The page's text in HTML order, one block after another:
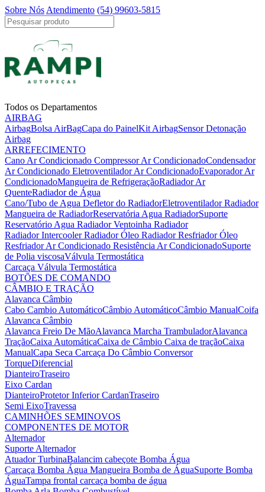
Sobre Nós Atendimento (54) 99603-5815
Todos os Departamentos
AIRBAG
AirbagBolsa AirBagCapa do PainelKit AirbagSensor Detonação
Airbag
ARREFECIMENTO
Cano Ar Condicionado Compressor Ar CondicionadoCondensador
Ar Condicionado Eletroventilador Ar CondicionadoEvaporador Ar
CondicionadoMangueira de RefrigeraçãoRadiador Ar
QuenteRadiador de Água
Cano/Tubo de Agua Defletor do RadiadorEletroventilador Radiador
Mangueira de RadiadorReservatória Agua RadiadorSuporte
Reservatório Agua RadiadorVentoinha Radiador
Radiador IntercoolerRadiador Óleo Radiador Resfriador Óleo
Resfriador Ar Condicionado Resistência Ar CondicionadoSuporte
de Polia viscosaVálvula Termostática
Carcaça Válvula Termostática
BOTÕES DE COMANDO
CÂMBIO E TRAÇÃO
Alavanca Câmbio
Cabo Cambio AutomáticoCâmbio AutomáticoCâmbio ManualCoifa
Alavanca Câmbio
Alavanca Freio De MãoAlavanca Marcha TrambuladorAlavanca
TraçãoCaixa AutomáticaCaixa de Câmbio Caixa de traçãoCaixa
ManualCapa Seca Carcaça Do Câmbio Conversor
TorqueDiferencial
DianteiroTraseiro
Eixo Cardan
DianteiroProtetor Inferior CardanTraseiro
Semi EixoTravessa
CAMINHÕES SEMINOVOS
COMPONENTES DE MOTOR
Alternador
Suporte Alternador
Atuador TurbinaBalancim cabeçote Bomba Água
Carcaça Bomba Água Mangueira Bomba de ÁguaSuporte Bomba
ÁguaTampa frontal carcaça bomba de água